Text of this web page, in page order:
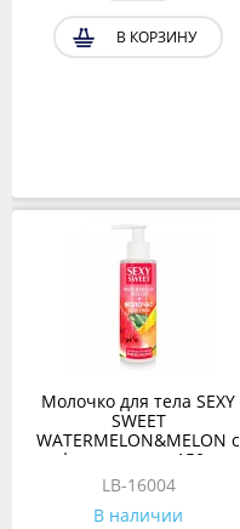
В КОРЗИНУ
Молочко для тела SEXY
SWEET
WATERMELON&MELON с
феромонами, 150 г
LB-16004
В наличии